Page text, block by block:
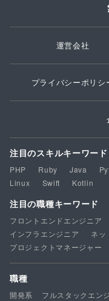
運営会社
プライバシーポリシ
注目のスキルキーワード
PHP Ruby Java
Linux
Swift Kotlin
注目の職種キーワード
フロントエンドエンジニア
インフラエンジニア
ネッ
プロジェクトマネージャー
職種
開発系 フルスタックエン